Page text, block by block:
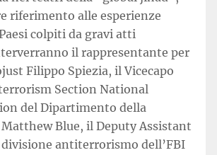
riferimento alle esperienze
colpiti da gravi atti
il rappresentante per
Filippo Spiezia, il Vicecapo
Section National
del Dipartimento della
Blue, il Deputy Assistant
antiterrorismo dell’FBI